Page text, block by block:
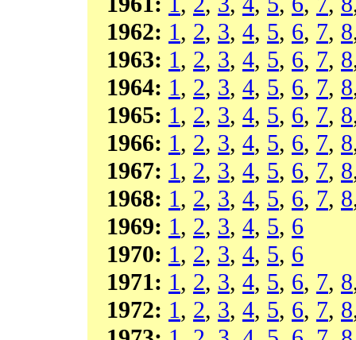
1962: 1, 2, 3, 4, 5, 6, 7, 8
1963: 1, 2, 3, 4, 5, 6, 7, 8
1964: 1, 2, 3, 4, 5, 6, 7, 8
1965: 1, 2, 3, 4, 5, 6, 7, 8
1966: 1, 2, 3, 4, 5, 6, 7, 8
1967: 1, 2, 3, 4, 5, 6, 7, 8
1968: 1, 2, 3, 4, 5, 6, 7, 8
1969: 1, 2, 3, 4, 5, 6
1970: 1, 2, 3, 4, 5, 6
1971: 1, 2, 3, 4, 5, 6, 7, 8
1972: 1, 2, 3, 4, 5, 6, 7, 8